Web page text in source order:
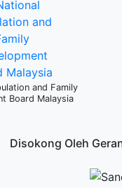
and Family
Board Malaysia
Disokong Oleh